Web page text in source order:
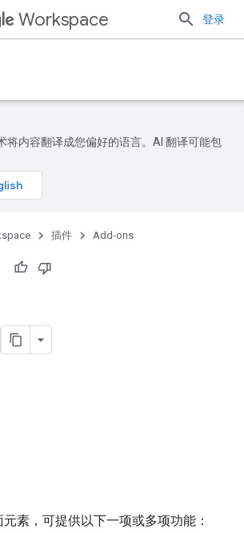
Workspace 登录
将内容翻译成您偏好的语言。AI 翻译可能包
插件 Add-ons
素，可提供以下一项或多项功能：